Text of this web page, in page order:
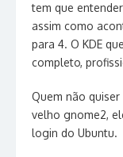
tem que
assim como
para 4. O KDE
completo,
Quem não
velho gnome2,
login do Ubuntu.